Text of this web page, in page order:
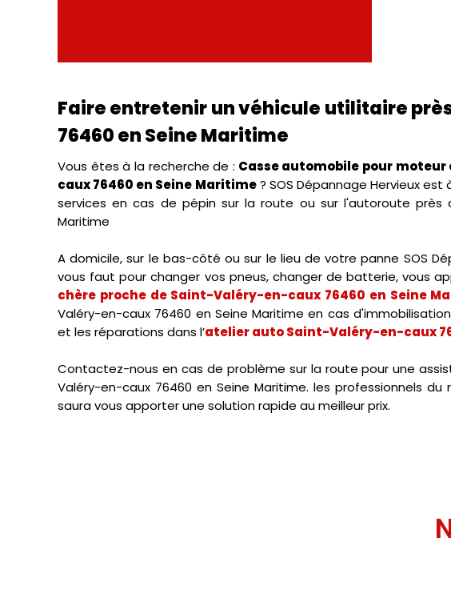
Faire entretenir un véhicule utilitaire
76460 en Seine Maritime
Vous êtes à la recherche de : Casse automobile pour
caux 76460 en Seine Maritime? SOS Dépannage Hervieux
services en cas de pépin sur la route ou sur l'autoroute près
Maritime
A domicile, sur le bas-côté ou sur le lieu de votre panne SOS
vous faut pour changer vos pneus, changer de batterie, vous
chère proche de Saint-Valéry-en-caux 76460 en Seine
Valéry-en-caux 76460 en Seine Maritime en cas
et les réparations dans l’atelier auto Saint-Valéry-en-caux
Contactez-nous en cas de problème sur la route pour une
Valéry-en-caux 76460 en Seine Maritime. les professionnels du
saura vous apporter une solution rapide au meilleur prix.